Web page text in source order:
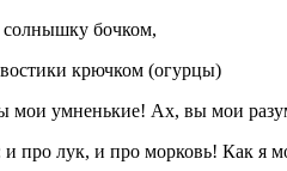
бочком,
крючком (огурцы)
мои умненькие! Ах, вы мои
про лук, и про морковь! Как я